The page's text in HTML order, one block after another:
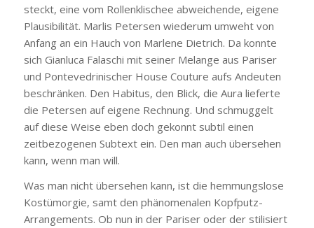
steckt, eine vom Rollenklischee abweichende, eigene
Plausibilität. Marlis Petersen wiederum umweht von
Anfang an ein Hauch von Marlene Dietrich. Da konnte
sich Gianluca Falaschi mit seiner Melange aus Pariser
und Pontevedrinischer House Couture aufs Andeuten
beschränken. Den Habitus, den Blick, die Aura lieferte
die Petersen auf eigene Rechnung. Und schmuggelt
auf diese Weise eben doch gekonnt subtil einen
zeitbezogenen Subtext ein. Den man auch übersehen
kann, wenn man will.
Was man nicht übersehen kann, ist die hemmungslose
Kostümorgie, samt den phänomenalen Kopfputz-
Arrangements. Ob nun in der Pariser oder der stilisiert